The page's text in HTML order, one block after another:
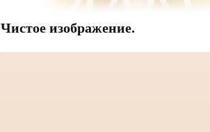
Чистое изображение.